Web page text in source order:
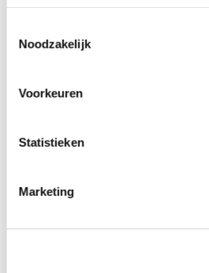
Noodzakelijk
Voorkeuren
Statistieken
Marketing